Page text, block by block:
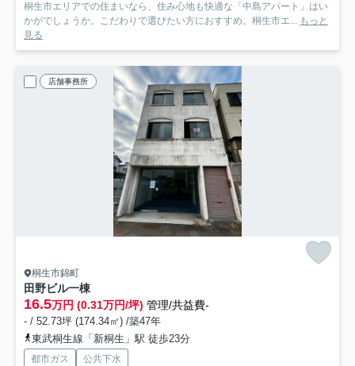
桐生市エリアでの住まいなら、住み心地も快適な「中島アパート」はい
かがでしょうか。こだわりで選びたい方におすすめ。桐生市エ... もっと
見る
店舗事務所
桐生市錦町
田野ビル一棟
16.5万円 (0.31万円/坪) 管理/共益費-
- / 52.73坪 (174.34㎡) /築47年
東武桐生線「新桐生」駅 徒歩23分
都市ガス
公共下水